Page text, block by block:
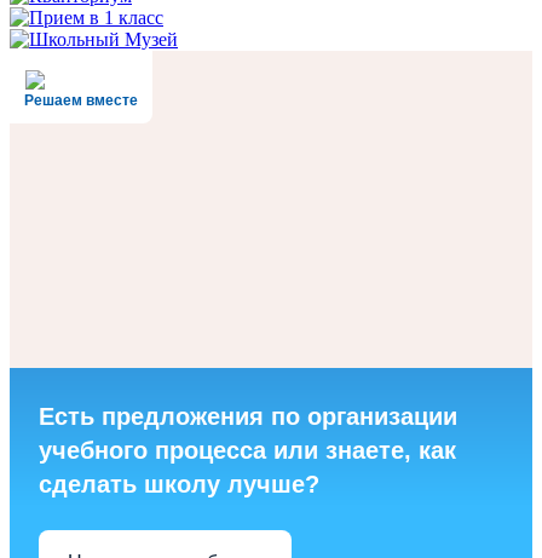
Решаем вместе
Есть предложения по организации
учебного процесса или знаете, как
сделать школу лучше?